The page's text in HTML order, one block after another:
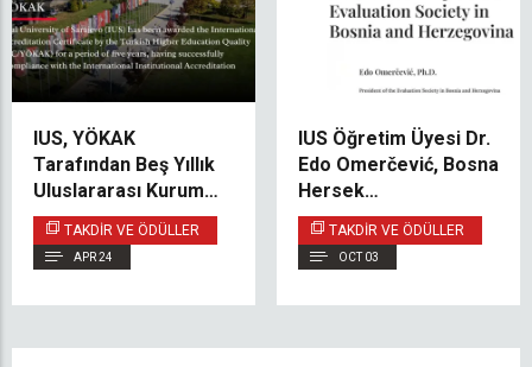
IUS, YÖKAK
Tarafından Beş Yıllık
Uluslararası Kurumsal
Akreditasyon ile Taltif
Edildi
TAKDIR VE ÖDÜLLER
APR 24
IUS Öğretim Üyesi Dr.
Edo Omerčević, Bosna
Hersek
Değerlendirme
Derneği Başkanlığına
Seçiliyor
TAKDIR VE ÖDÜLLER
OCT 03